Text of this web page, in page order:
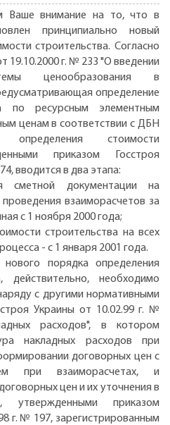
Ваше внимание на то, что в
принципиально новый
строительства. Согласно
19.10.2000 г. № 233 "О введении
ценообразования в
определение
по ресурсным элементным
ценам в соответствии с ДБН
определения стоимости
приказом Госстроя
вводится в два этапа:
сметной документации на
взаиморасчетов за
с 1 ноября 2000 года;
строительства на всех
- с 1 января 2001 года.
порядка определения
действительно, необходимо
с другими нормативными
Украины от 10.02.99 г. №
расходов", в котором
накладных расходов при
договорных цен с
при взаиморасчетах, и
цен и их уточнения в
утвержденными приказом
г. № 197, зарегистрированным